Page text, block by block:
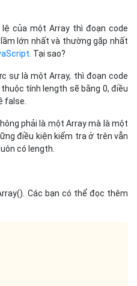
của một Array thì đoạn code
lớn nhất và thường gặp nhất
. Tại sao?
sự là một Array, thì đoạn code
tính length sẽ bằng 0, điều
false.
phải là một Array mà là một
điều kiện kiểm tra ở trên vẫn
có length.
Các bạn có thể đọc thêm